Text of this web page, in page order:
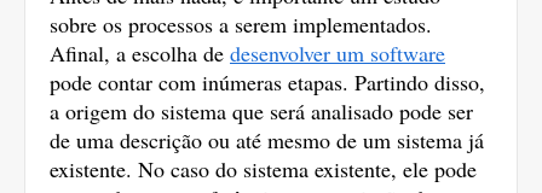
sobre os processos a serem implementados.
Afinal, a escolha de desenvolver um software
pode contar com inúmeras etapas. Partindo disso,
a origem do sistema que será analisado pode ser
de uma descrição ou até mesmo de um sistema já
existente. No caso do sistema existente, ele pode